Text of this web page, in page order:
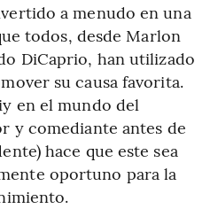
a menudo en una
todos, desde Marlon
DiCaprio, han utilizado
su causa favorita.
en el mundo del
y comediante antes de
hace que este sea
oportuno para la